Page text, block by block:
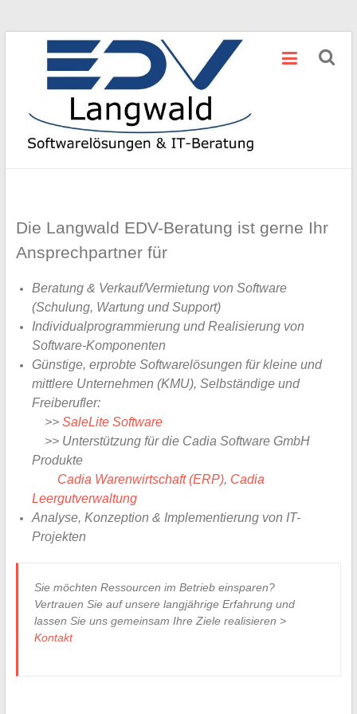
springen
Langwald
EDV
Engineering
Die Langwald EDV-Beratung ist gerne Ihr
Ansprechpartner für
Beratung & Verkauf/Vermietung von Software
(Schulung, Wartung und Support)
Individualprogrammierung und Realisierung von
Software-Komponenten
Günstige, erprobte Softwarelösungen für kleine und
mittlere Unternehmen (KMU), Selbständige und
Freiberufler:
>> SaleLite Software
>> Unterstützung für die Cadia Software GmbH
Produkte
Cadia Warenwirtschaft (ERP), Cadia
Leergutverwaltung
Analyse, Konzeption & Implementierung von IT-
Projekten
Sie möchten Ressourcen im Betrieb einsparen?
Vertrauen Sie auf unsere langjährige Erfahrung und
lassen Sie uns gemeinsam Ihre Ziele realisieren >
Kontakt